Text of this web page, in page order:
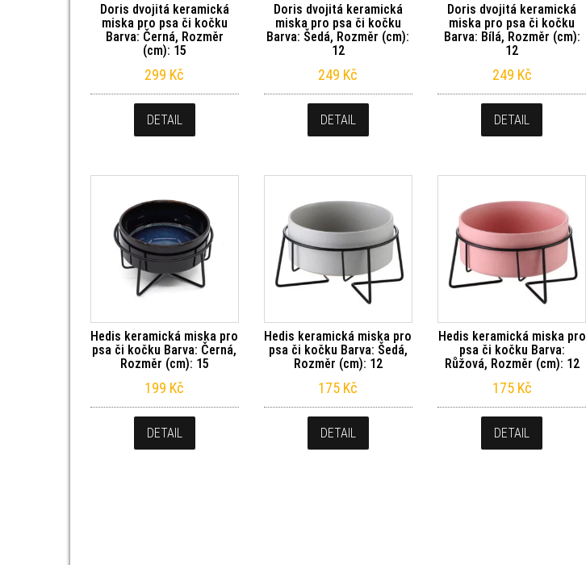
Doris dvojitá keramická
miska pro psa či kočku
Barva: Černá, Rozměr
(cm): 15
299 Kč
DETAIL
Doris dvojitá keramická
miska pro psa či kočku
Barva: Šedá, Rozměr (cm):
12
249 Kč
DETAIL
Doris dvojitá keramická
miska pro psa či kočku
Barva: Bílá, Rozměr (cm):
12
249 Kč
DETAIL
Hedis keramická miska pro
psa či kočku Barva: Černá,
Rozměr (cm): 15
199 Kč
DETAIL
Hedis keramická miska pro
psa či kočku Barva: Šedá,
Rozměr (cm): 12
175 Kč
DETAIL
Hedis keramická miska pro
psa či kočku Barva:
Růžová, Rozměr (cm): 12
175 Kč
DETAIL